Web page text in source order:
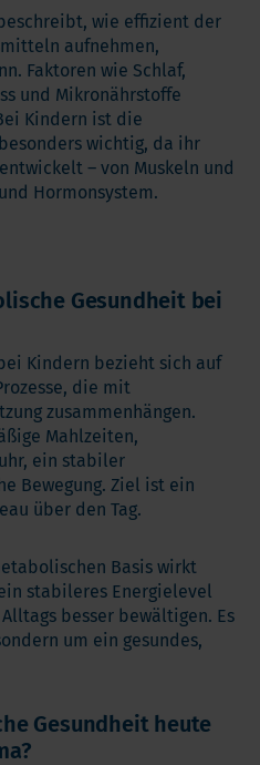
wie effizient der
aufnehmen,
Faktoren wie Schlaf,
und Mikronährstoffe
Kindern ist die
wichtig, da ihr
– von Muskeln und
Hormonsystem.
Gesundheit bei
Kindern bezieht sich auf
die mit
zusammenhängen.
Mahlzeiten,
ein stabiler
Bewegung. Ziel ist ein
über den Tag.
Basis wirkt
stabileres Energielevel
besser bewältigen. Es
um ein gesundes,
Gesundheit heute